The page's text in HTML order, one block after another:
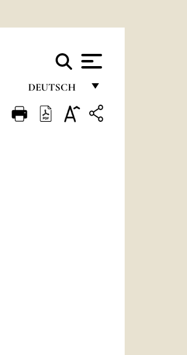
DEUTSCH
FRANÇAIS